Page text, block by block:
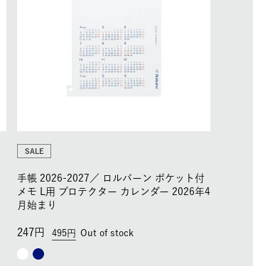
SALE
手帳 2026-2027／ ロルバーン ポケット付
メモ L用 プロテクター カレンダー 2026年4
月始まり
495
247 Out of stock